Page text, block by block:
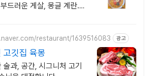
드러운 게살, 몽글 계란.
restaurant/1639516083 광고
고깃집 육몽
과, 공간, 시그니처 고기